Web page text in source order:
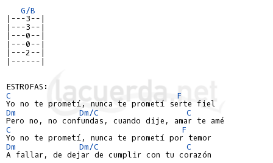
G/B
|---3--|
|---3--|
|---0--|
|---0--|
|---2--|
|------|
C
F
Dm
Dm/C
C
C
F
Dm
Dm/C
C
A fallar, de dejar de cumplir con tu corazón